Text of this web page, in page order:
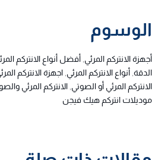
الوسوم
أجهزة الانتركم المرئي, أفضل أنواع الانتركم
الدقة, أنواع الانتركم المرئي, اجهزة الانتركم
الانتركم المرئي أو الصوتي, الانتركم المرئي
موديلات انتركم هيك فيجن